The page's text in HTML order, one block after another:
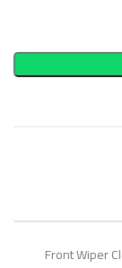
Front Wiper